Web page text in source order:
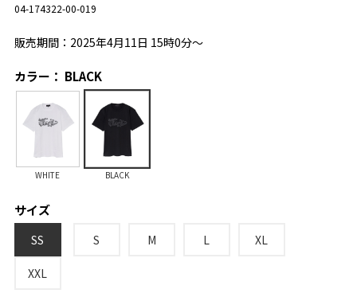
04-174322-00-019
販売期間：2025年4月11日 15時0分～
カラー： BLACK
WHITE BLACK
サイズ
SS S M L XL
XXL